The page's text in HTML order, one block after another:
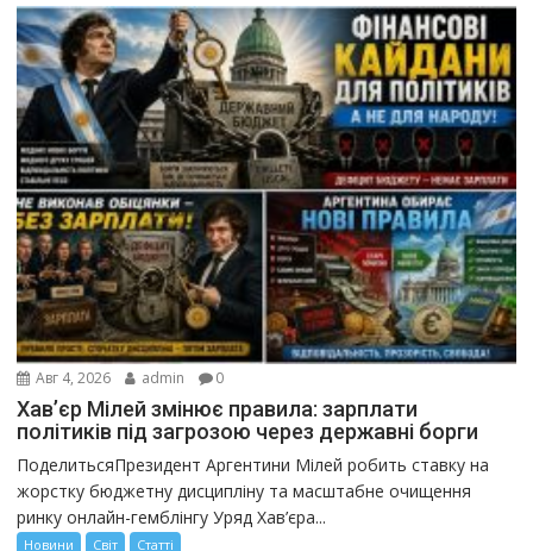
Авг 4, 2026 admin 0
Хав’єр Мілей змінює правила: зарплати
політиків під загрозою через державні борги
ПоделитьсяПрезидент Аргентини Мілей робить ставку на
жорстку бюджетну дисципліну та масштабне очищення
ринку онлайн-гемблінгу Уряд Хав’єра...
Новини Світ Статті